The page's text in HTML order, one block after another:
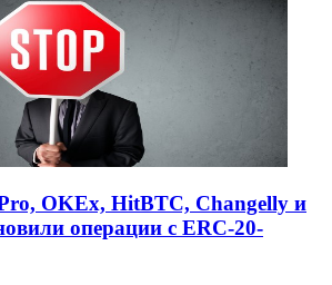
OKEx, HitBTC, Changelly и
операции с ERC-20-